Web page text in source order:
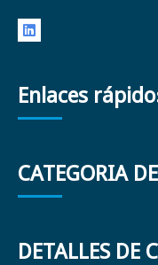
Enlaces
CATEGORIA
DETALLES DE